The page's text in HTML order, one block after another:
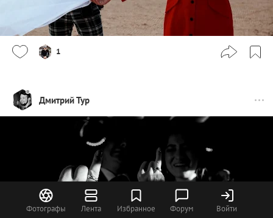
Фотографы Лента Избранное Форум Войти
1
Дмитрий Тур